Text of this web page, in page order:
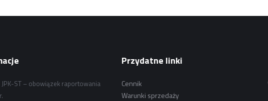
JPK-ST – obowiązek raportowania
Przydatne linki
Cennik
Warunki sprzedaży